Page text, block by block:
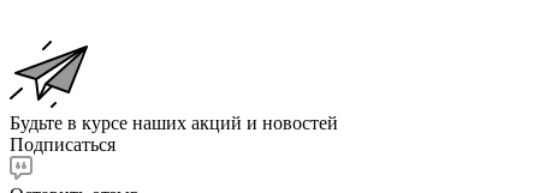
Будьте в курсе наших акций и новостей
Подписаться